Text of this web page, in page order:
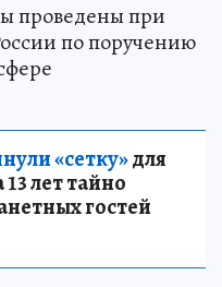
проведены при
по поручению
«сетку»для
лет тайно
гостей